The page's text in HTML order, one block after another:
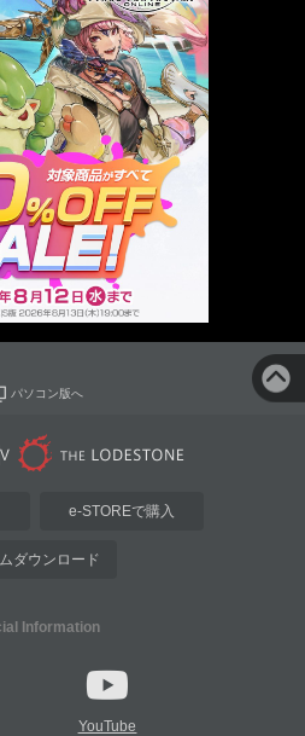
パソコン版へ
e-STOREで購入
ダウンロード
Information
YouTube